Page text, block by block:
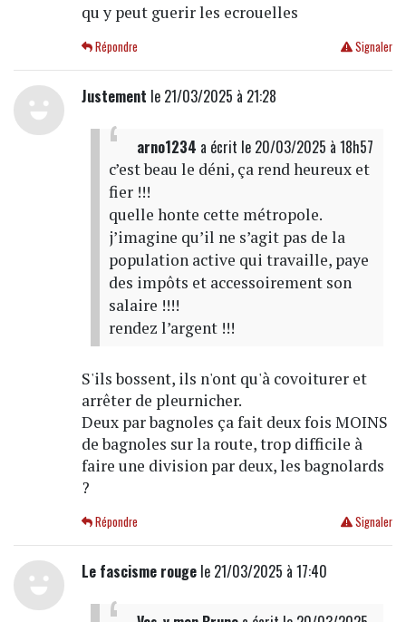
qu y peut guerir les ecrouelles
Signaler
Répondre
Justement le 21/03/2025 à 21:28
arno1234 a écrit le 20/03/2025 à 18h57
c’est beau le déni, ça rend heureux et
fier !!!
quelle honte cette métropole.
j’imagine qu’il ne s’agit pas de la
population active qui travaille, paye
des impôts et accessoirement son
salaire !!!!
rendez l’argent !!!
S'ils bossent, ils n'ont qu'à covoiturer et
arrêter de pleurnicher.
Deux par bagnoles ça fait deux fois MOINS
de bagnoles sur la route, trop difficile à
faire une division par deux, les bagnolards
?
Signaler
Répondre
Le fascisme rougele 21/03/2025 à 17:40